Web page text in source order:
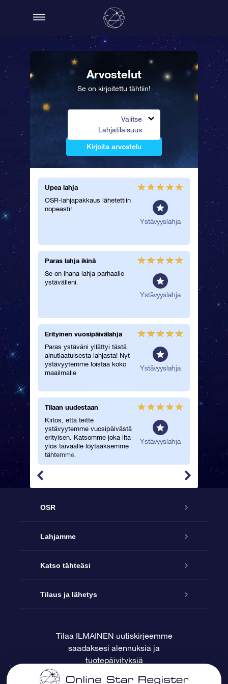
Arvostelut
Se on kirjoitettu tähtiin!
Valitse
Lahjatilaisuus
Kirjoita arvostelu
Upea lahja
OSR-lahjapakkaus lähetettiin
nopeasti!
Ystävyyslahja
Paras lahja ikinä
Se on ihana lahja parhaalle
ystävälleni.
Ystävyyslahja
Erityinen vuosipäivälahja
Paras ystäväni yllättyi tästä
ainutlaatuisesta lahjasta! Nyt
ystävyytemme loistaa koko
maailmalle
Ystävyyslahja
Tilaan uudestaan
Kiitos, että teitte
ystävyytemme vuosipäivästä
erityisen. Katsomme joka ilta
ylös taivaalle löytääksemme
tähtemme.
Ystävyyslahja
lisää
Annoin
Erittäin
Yllätin
omalla
OSR
Palvelu
Ota meihin yhteyttä
Blogi
Arvostelut
Lahjamme
Online Star -lahja
OSR-lahjapakkaus
OSR-lahjakortti
Yrityslahjat
Katso tähteäsi
Star Register
Henkilökohtainen Tähtisivu
One Million Stars
Tilaus ja lähetys
Maksutiedot
Toimitustiedot
Tilaa ILMAINEN uutiskirjeemme
saadaksesi alennuksia ja
tuotepäivityksiä